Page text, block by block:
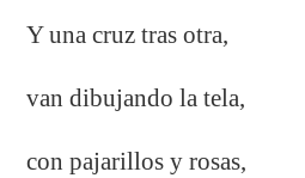
Y una cruz tras otra,
van dibujando la tela,
con pajarillos y rosas,